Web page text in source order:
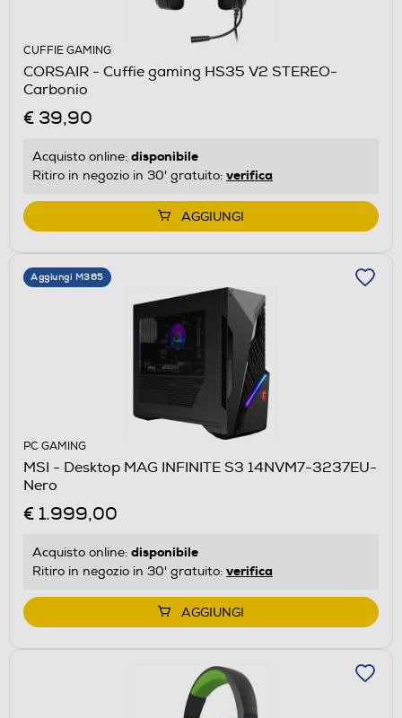
CUFFIE GAMING
CORSAIR - Cuffie gaming HS35 V2 STEREO-
Carbonio
€ 39,90
Acquisto online: disponibile
Ritiro in negozio in 30' gratuito: verifica
AGGIUNGI
Aggiungi M365
PC GAMING
MSI - Desktop MAG INFINITE S3 14NVM7-3237EU-
Nero
€ 1.999,00
Acquisto online: disponibile
Ritiro in negozio in 30' gratuito: verifica
AGGIUNGI